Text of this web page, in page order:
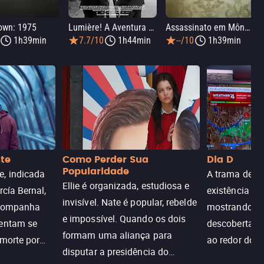
1975
1h39min
Lumière! A Aventura Continua
7.7/10
1h44min
Assassinato em Mônaco
--/10
1h39min
indicada
Bernal,
se
por
Como Perder Sua
Popularidade
Ellie é organizada, estudiosa e
invisível. Nate é popular, rebelde
e impossível. Quando os dois
formam uma aliança para
disputar a presidência do
Dia D
A trama de
existência
mostrando
descoberta
ao redor do